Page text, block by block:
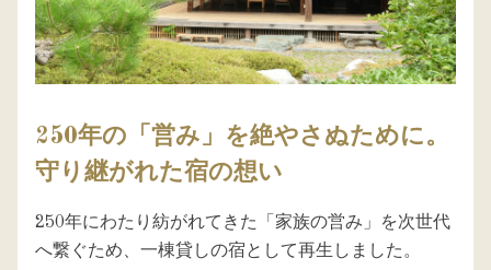
250年の「営み」を絶やさぬために。
守り継がれた宿の想い
250年にわたり紡がれてきた「家族の営み」を次世代
へ繋ぐため、一棟貸しの宿として再生しました。